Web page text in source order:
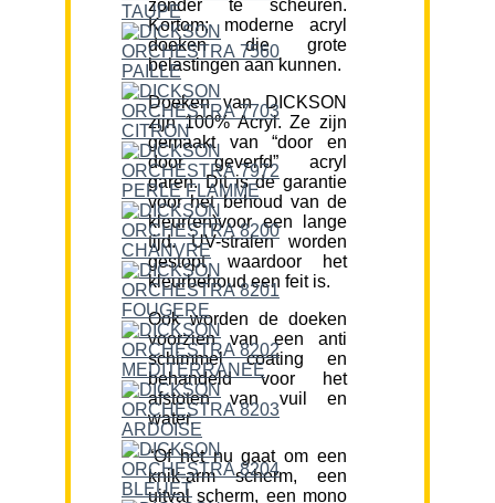
zonder te scheuren.
Kortom; moderne acryl
doeken die grote
belastingen aan kunnen.
Doeken van DICKSON
zijn 100% Acryl. Ze zijn
gemaakt van “door en
door geverfd” acryl
garen. Dit is de garantie
voor het behoud van de
kleur(en)voor een lange
tijd. UV-stralen worden
gestopt waardoor het
kleurbehoud een feit is.
Ook worden de doeken
voorzien van een anti
schimmel coating en
behandeld voor het
afstoten van vuil en
water.
“Of het nu gaat om een
knik-arm scherm, een
uitval scherm, een mono